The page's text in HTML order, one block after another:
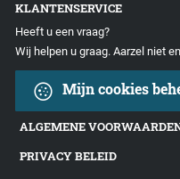
KLANTENSERVICE
Heeft u een vraag?
Wij helpen u graag. Aarzel niet
Mijn cookies
ALGEMENE
PRIVACY BELEID